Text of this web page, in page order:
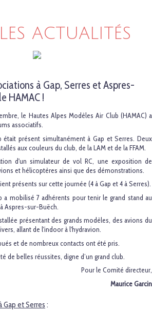
ACTUALITÉS
à Gap, Serres et Aspres-
HAMAC !
le Hautes Alpes Modèles Air Club (HAMAC) a
associatifs.
était présent simultanément à Gap et Serres. Deux
aux couleurs du club, de la LAM et de la FFAM.
d'un simulateur de vol RC, une exposition de
et hélicoptères ainsi que des démonstrations.
présents sur cette journée (4 à Gap et 4 à Serres).
a mobilisé 7 adhérents pour tenir le grand stand au
Aspres-sur-Buëch.
présentant des grands modèles, des avions du
allant de l'indoor à l'hydravion.
et de nombreux contacts ont été pris.
de belles réussites, digne d’un grand club.
Pour le Comité directeur,
Maurice Garcin
Gap et Serres :